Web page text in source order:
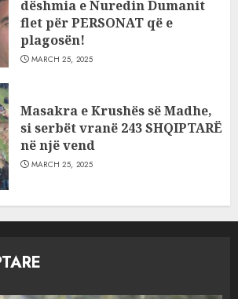
dëshmia e Nuredin Dumanit
flet për PERSONAT që e
plagosën!
MARCH 25, 2025
Masakra e Krushës së Madhe,
si serbët vranë 243 SHQIPTARË
në një vend
MARCH 25, 2025